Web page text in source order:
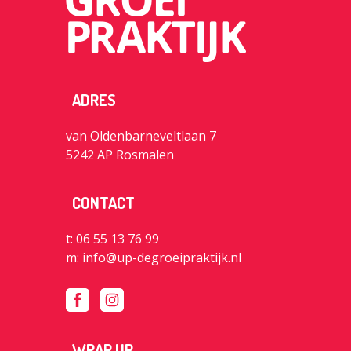
ADRES
van Oldenbarneveltlaan 7
5242 AP Rosmalen
CONTACT
t: 06 55 13 76 99
m: info@up-degroeipraktijk.nl